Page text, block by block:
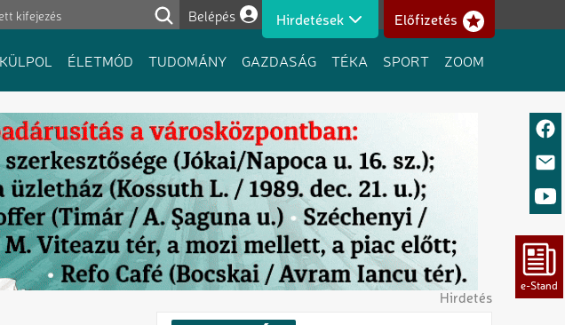
Felhasználói fiók menüje
Belépés Hirdetések Előfizetés
KÜLPOL ÉLETMÓD TUDOMÁNY GAZDASÁG TÉKA SPORT ZOOM
Hirdetés